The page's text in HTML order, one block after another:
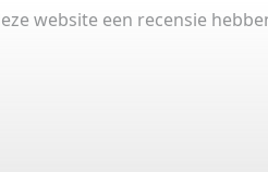
website een recensie